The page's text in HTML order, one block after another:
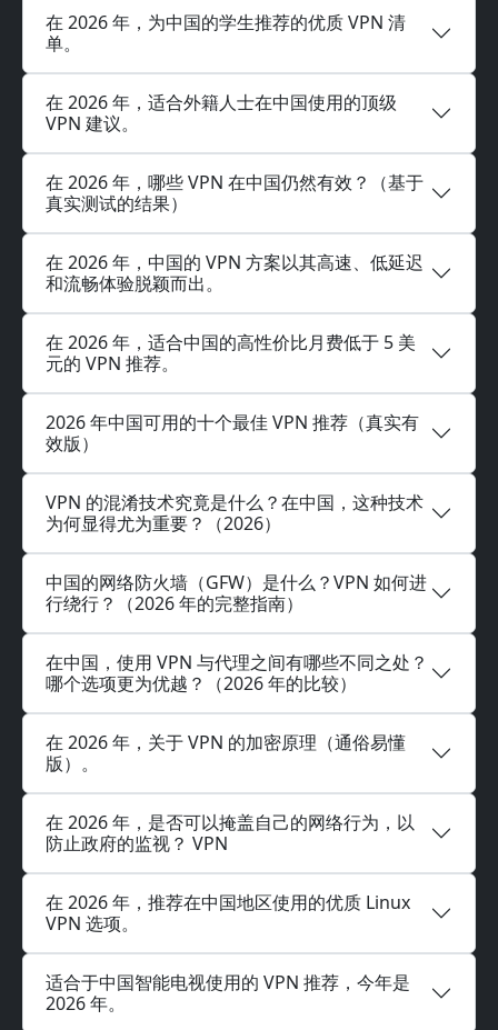
在 2026 年，为中国的学生推荐的优质 VPN 清
单。
在 2026 年，适合外籍人士在中国使用的顶级
VPN 建议。
在 2026 年，哪些 VPN 在中国仍然有效？（基于
真实测试的结果）
在 2026 年，中国的 VPN 方案以其高速、低延迟
和流畅体验脱颖而出。
在 2026 年，适合中国的高性价比月费低于 5 美
元的 VPN 推荐。
2026 年中国可用的十个最佳 VPN 推荐（真实有
效版）
VPN 的混淆技术究竟是什么？在中国，这种技术
为何显得尤为重要？（2026）
中国的网络防火墙（GFW）是什么？VPN 如何进
行绕行？（2026 年的完整指南）
在中国，使用 VPN 与代理之间有哪些不同之处？
哪个选项更为优越？（2026 年的比较）
在 2026 年，关于 VPN 的加密原理（通俗易懂
版）。
在 2026 年，是否可以掩盖自己的网络行为，以
防止政府的监视？ VPN
在 2026 年，推荐在中国地区使用的优质 Linux
VPN 选项。
适合于中国智能电视使用的 VPN 推荐，今年是
2026 年。